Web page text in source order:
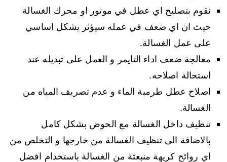
نقوم بتصليح اي عطل في موتور او محرك الغسالة
حيث ان اي ضعف في عمله سيؤثر يشكل اساسي
على عمل الغسالة.
معالجة ضعف اداء التايمر و العمل على تبديله عند
استحالة اصلاحه.
اصلاح عطل طرمبة الماء و عدم تصريف المياه من
الغسالة.
تنظيف داخل الغسالة مع الحوض بشكل كامل
بالاضافة الى تنظيف الغسالة من خارجها و التخلص من
اي روائح كريهة منبعثة من الغسالة باستخدام افضل